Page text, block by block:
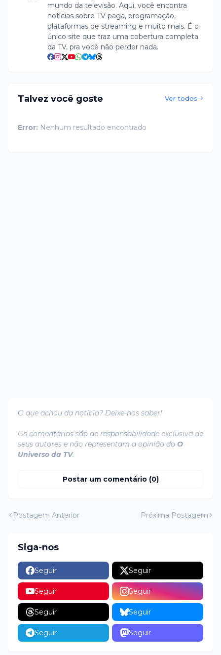
mundo da televisão. Aqui, você encontra
notícias sobre TV paga, programação,
plataformas de streaming e muito mais. É o
único site que traz uma cobertura completa
da TV, pra você não perder nada.
Talvez você goste Ver todos
Error: Nenhum resultado encontrado
O que achou da notícia? Deixe-nos saber!
Os comentários são de responsabilidade exclusiva de
seus autores e não representam a opinião do O
Universo da TV.
Postar um comentário (0)
Postagem Anterior Próxima Postagem
Siga-nos
Seguir Seguir
Seguir Seguir
Seguir Seguir
Seguir Seguir